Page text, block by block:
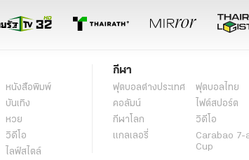
หนังสือพิมพ์
บันเทิง
หวย
วิดีโอ
ไลฟ์สไตล์
กีฬา
ฟุตบอลต่่างประเทศ
ฟุตบอลไทย
คอลัมน์
ไฟต์สปอร์ต
กีฬาโลก
วิดีโอ
แกลเลอรี่
Carabao 7-
Cup